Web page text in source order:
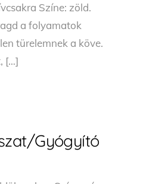
Színe: zöld.
a folyamatok
türelemnek a köve.
[…]
Gyógyító